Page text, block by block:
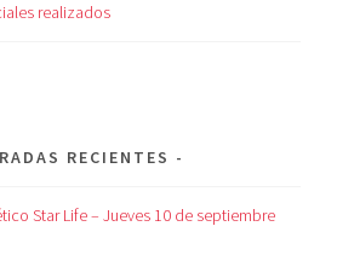
realizados
RECIENTES
Star Life – Jueves 10 de septiembre